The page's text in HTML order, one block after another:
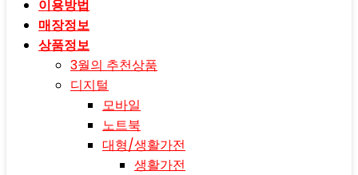
이용방법
매장정보
상품정보
3월의 추천상품
디지털
모바일
노트북
대형/생활가전
생활가전